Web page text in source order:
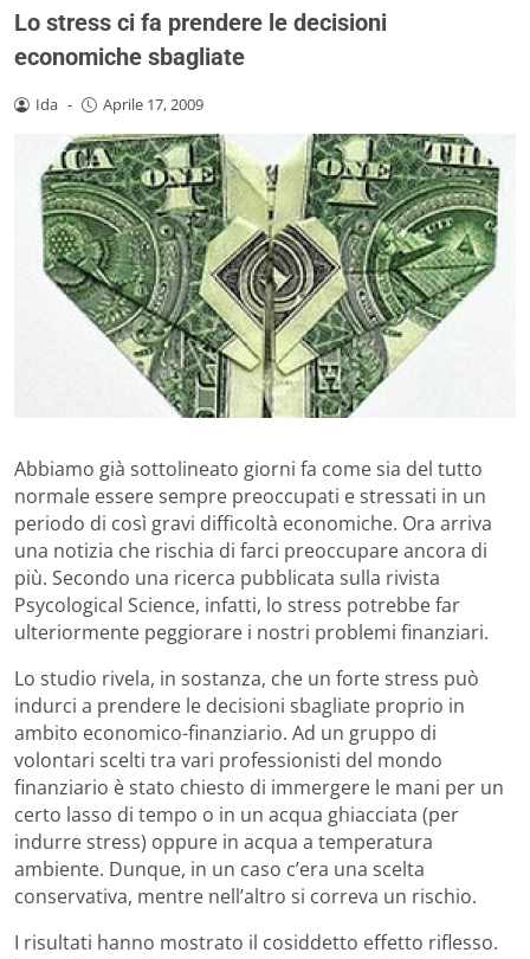
Lo stress ci fa prendere le decisioni
economiche sbagliate
Ida - Aprile 17, 2009
Abbiamo già sottolineato giorni fa come sia del tutto
normale essere sempre preoccupati e stressati in un
periodo di così gravi difficoltà economiche. Ora arriva
una notizia che rischia di farci preoccupare ancora di
più. Secondo una ricerca pubblicata sulla rivista
Psycological Science, infatti, lo stress potrebbe far
ulteriormente peggiorare i nostri problemi finanziari.
Lo studio rivela, in sostanza, che un forte stress può
indurci a prendere le decisioni sbagliate proprio in
ambito economico-finanziario. Ad un gruppo di
volontari scelti tra vari professionisti del mondo
finanziario è stato chiesto di immergere le mani per un
certo lasso di tempo o in un acqua ghiacciata (per
indurre stress) oppure in acqua a temperatura
ambiente. Dunque, in un caso c’era una scelta
conservativa, mentre nell’altro si correva un rischio.
I risultati hanno mostrato il cosiddetto effetto riflesso.